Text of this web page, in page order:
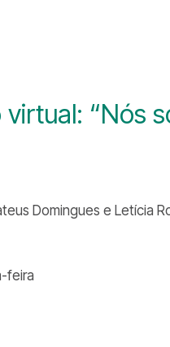
trabalhe
“Nós
Domingues e Letícia
feira